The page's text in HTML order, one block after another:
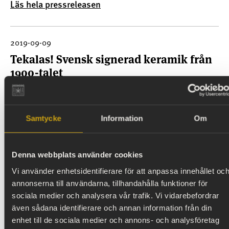
Samtycke Information Om
Denna webbplats använder cookies
Vi använder enhetsidentifierare för att anpassa innehållet och
annonserna till användarna, tillhandahålla funktioner för
sociala medier och analysera vår trafik. Vi vidarebefordrar
även sådana identifierare och annan information från din
enhet till de sociala medier och annons- och analysföretag
Hallwylska museet i Stockholm. Bakom
utställningen står Staffan Bengtsson och Pia Staël
von Holstein som
Läs hela pressreleasen
2019-09-09
Tekalas! Svensk signerad keramik från
1900-talet
Välkommen till pressvisning torsdag 19 september
kl. 10-12 på Hallwylska museet, Hamngatan 4,
Stockholm.Den 20 september öppnar utställningen
Tekalas! Svensk signerad keramik från 1900-talet
på Hallwylska museet i Stockholm. Bakom
utställningen står Staffan Bengtsson och Pia Staël
von Holstein som
2019-08-27
​ Rosa kvartetten på Hallwylska museet
Rosa kvartetten på Hallwylska museetTisdag den 3